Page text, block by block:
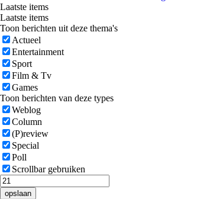
Laatste items
Laatste items
Toon berichten uit deze thema's
Actueel
Entertainment
Sport
Film & Tv
Games
Toon berichten van deze types
Weblog
Column
(P)review
Special
Poll
Scrollbar gebruiken
opslaan